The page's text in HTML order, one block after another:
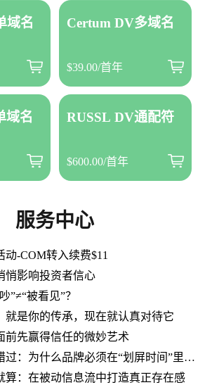
域名 Certum DV多域名
$39.00/首年
域名 RUSSL DV通配符
$600.00/首年
服务中心
动-COM转入续费$11
悄影响投资者信心
”≠“被看见”？
就是你的传承，现在就认真对待它
前先赢得信任的微妙艺术
[07-24] 一眨眼就错过：为什么品牌必须在“划屏时间”里被看见
算：在被动信息流中打造真正存在感